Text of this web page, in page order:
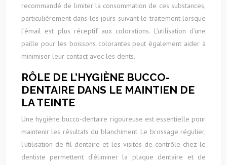
recommandé de limiter la consommation de ces substances,
particulièrement dans les jours suivant le traitement lorsque
l’émail est plus réceptif aux colorations. L’utilisation d’une
paille pour les boissons colorantes peut également aider à
minimiser leur contact avec les dents.
RÔLE DE L’HYGIÈNE BUCCO-
DENTAIRE DANS LE MAINTIEN DE
LA TEINTE
Une hygiène bucco-dentaire rigoureuse est essentielle pour
maintenir les résultats du blanchiment. Le brossage régulier,
l’utilisation de fil dentaire et les visites de contrôle chez le
dentiste permettent d’éliminer la plaque dentaire et de